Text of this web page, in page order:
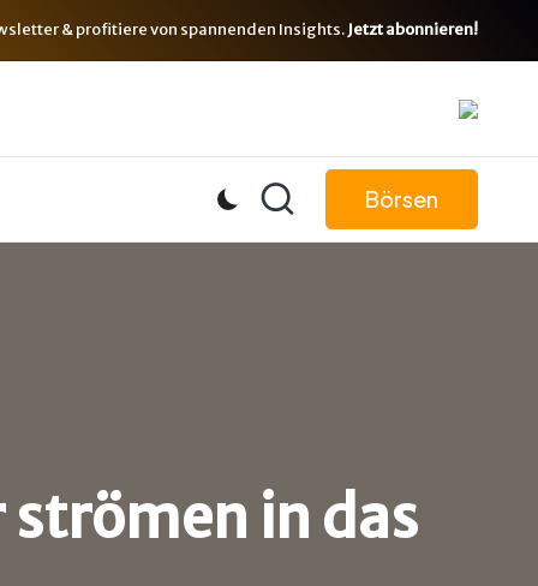
& profitiere von spannenden Insights.Jetzt abonnieren!
Börsen
strömen in das